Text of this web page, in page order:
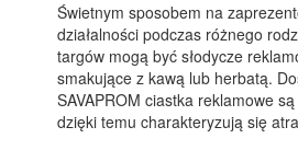
Świetnym sposobem na
działalności podczas różnego
targów mogą być słodycze
smakujące z kawą lub herbatą.
SAVAPROM ciastka reklamowe
dzięki temu charakteryzują się